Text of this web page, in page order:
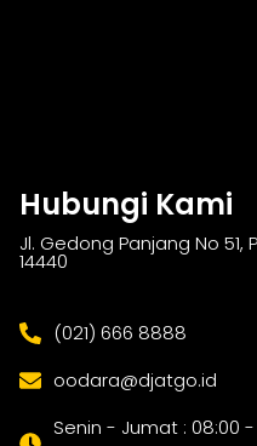
Hubungi Kami
Jl. Gedong Panjang No
14440
(021) 666 8888
oodara@djatgo.id
Senin - Jumat : 08:00 -